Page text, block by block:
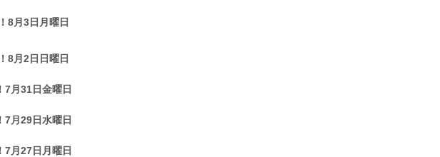
8月3日月曜日
8月2日日曜日
7月31日金曜日
7月29日水曜日
7月27日月曜日